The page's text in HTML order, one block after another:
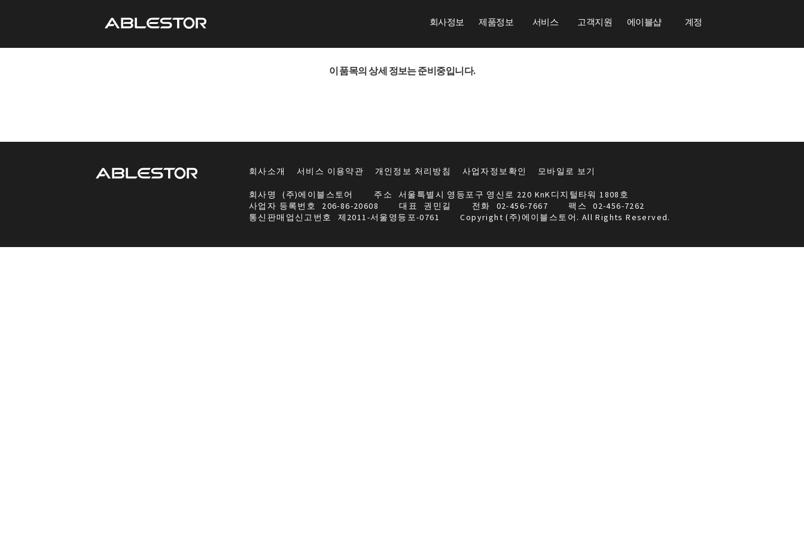
회사정보 제품정보 서비스 고객지원 에이블샵 계정
이 품목의 상세 정보는 준비중입니다.
회사소개 서비스 이용약관 개인정보 처리방침 사업자정보확인 모바일로 보기
회사명 (주)에이블스토어 주소
서울특별시 영등포구 영신로 220 KnK디지털타워 1808호
사업자 등록번호
206-86-20608 대표 권민길 전화 02-456-7667 팩스
02-456-7262
통신판매업신고번호
제2011-서울영등포-0761 Copyright (주)에이블스토어. All Rights Reserved.